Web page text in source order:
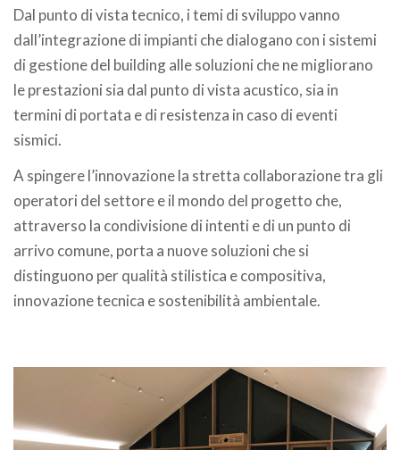
Dal punto di vista tecnico, i temi di sviluppo vanno
dall’integrazione di impianti che dialogano con i sistemi
di gestione del building alle soluzioni che ne migliorano
le prestazioni sia dal punto di vista acustico, sia in
termini di portata e di resistenza in caso di eventi
sismici.
A spingere l’innovazione la stretta collaborazione tra gli
operatori del settore e il mondo del progetto che,
attraverso la condivisione di intenti e di un punto di
arrivo comune, porta a nuove soluzioni che si
distinguono per qualità stilistica e compositiva,
innovazione tecnica e sostenibilità ambientale.